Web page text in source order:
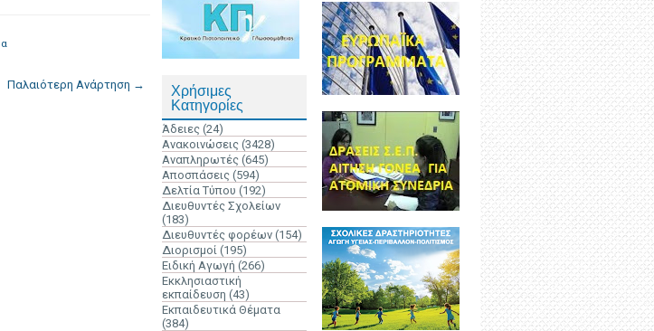
Παλαιότερη Ανάρτηση →
Χρήσιμες
Κατηγορίες
Άδειες (24)
Ανακοινώσεις (3428)
Αναπληρωτές (645)
Αποσπάσεις (594)
Δελτία Τύπου (192)
Διευθυντές Σχολείων
(183)
Διευθυντές φορέων (154)
Διορισμοί (195)
Ειδική Αγωγή (266)
Εκκλησιαστική
εκπαίδευση (43)
Εκπαιδευτικά Θέματα
(384)